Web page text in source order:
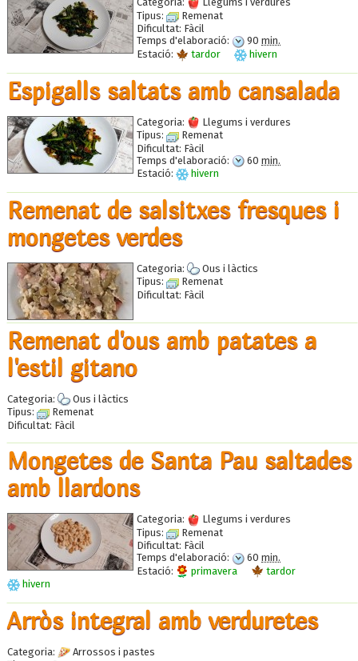
Tipus:
Remenat
Dificultat: Fàcil
Temps d'elaboració:
90 min.
Estació:
tardor hivern
Espigalls saltats amb cansalada
Categoria:
Llegums i verdures
Tipus:
Remenat
Dificultat: Fàcil
Temps d'elaboració:
60 min.
Estació:
hivern
Remenat de salsitxes fresques i
mongetes verdes
Categoria:
Ous i làctics
Tipus:
Remenat
Dificultat: Fàcil
Remenat d'ous amb patates a
l'estil gitano
Categoria:
Ous i làctics
Tipus:
Remenat
Dificultat: Fàcil
Mongetes de Santa Pau saltades
amb llardons
Categoria:
Llegums i verdures
Tipus:
Remenat
Dificultat: Fàcil
Temps d'elaboració:
60 min.
Estació:
primavera
tardor
hivern
Arròs integral amb verduretes
Categoria:
Arrossos i pastes